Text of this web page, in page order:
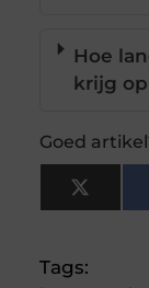
Hoe
krijg
Goed
X
Tags: